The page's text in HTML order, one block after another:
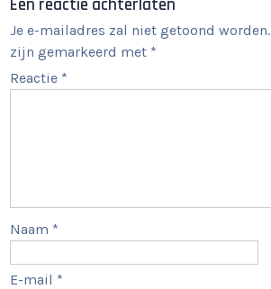
Een reactie achterlaten
Je e-mailadres zal niet getoond worden.
zijn gemarkeerd met *
Reactie *
Naam *
E-mail *